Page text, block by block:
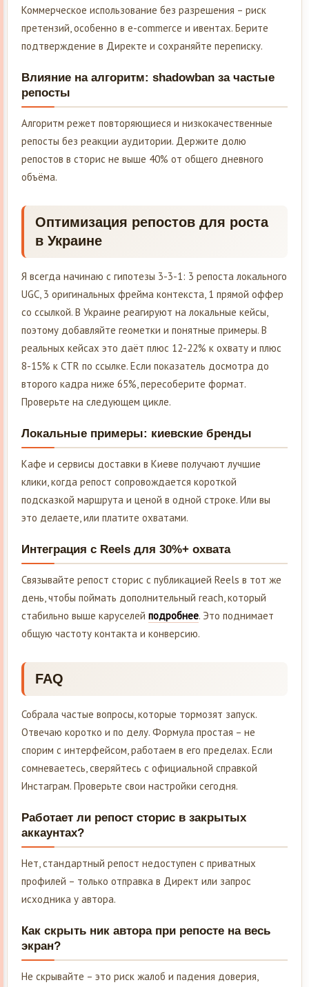
Коммерческое использование без разрешения – риск
претензий, особенно в e-commerce и ивентах. Берите
подтверждение в Директе и сохраняйте переписку.
Влияние на алгоритм: shadowban за частые
репосты
Алгоритм режет повторяющиеся и низкокачественные
репосты без реакции аудитории. Держите долю
репостов в сторис не выше 40% от общего дневного
объёма.
Оптимизация репостов для роста
в Украине
Я всегда начинаю с гипотезы 3-3-1: 3 репоста локального
UGC, 3 оригинальных фрейма контекста, 1 прямой оффер
со ссылкой. В Украине реагируют на локальные кейсы,
поэтому добавляйте геометки и понятные примеры. В
реальных кейсах это даёт плюс 12-22% к охвату и плюс
8-15% к CTR по ссылке. Если показатель досмотра до
второго кадра ниже 65%, пересоберите формат.
Проверьте на следующем цикле.
Локальные примеры: киевские бренды
Кафе и сервисы доставки в Киеве получают лучшие
клики, когда репост сопровождается короткой
подсказкой маршрута и ценой в одной строке. Или вы
это делаете, или платите охватами.
Интеграция с Reels для 30%+ охвата
Связывайте репост сторис с публикацией Reels в тот же
день, чтобы поймать дополнительный reach, который
стабильно выше каруселей подробнее. Это поднимает
общую частоту контакта и конверсию.
FAQ
Собрала частые вопросы, которые тормозят запуск.
Отвечаю коротко и по делу. Формула простая – не
спорим с интерфейсом, работаем в его пределах. Если
сомневаетесь, сверяйтесь с официальной справкой
Инстаграм. Проверьте свои настройки сегодня.
Работает ли репост сторис в закрытых
аккаунтах?
Нет, стандартный репост недоступен с приватных
профилей – только отправка в Директ или запрос
исходника у автора.
Как скрыть ник автора при репосте на весь
экран?
Не скрывайте – это риск жалоб и падения доверия,